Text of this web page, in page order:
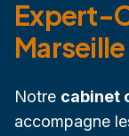
Expert-
Marseille
Notre cabinet
accompagne